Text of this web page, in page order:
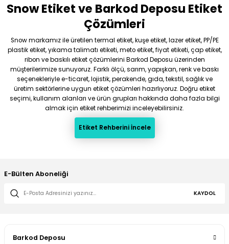
Gönder
Snow Etiket ve Barkod Deposu Etiket
Çözümleri
Snow markamız ile üretilen termal etiket, kuşe etiket, lazer etiket, PP/PE
plastik etiket, yıkama talimatı etiketi, meto etiket, fiyat etiketi, çap etiket,
ribon ve baskılı etiket çözümlerini Barkod Deposu üzerinden
müşterilerimize sunuyoruz. Farklı ölçü, sarım, yapışkan, renk ve baskı
seçenekleriyle e-ticaret, lojistik, perakende, gıda, tekstil, sağlık ve
üretim sektörlerine uygun etiket çözümleri hazırlıyoruz. Doğru etiket
seçimi, kullanım alanları ve ürün grupları hakkında daha fazla bilgi
almak için etiket rehberimizi inceleyebilirsiniz.
Etiket Rehberini İncele
E-Bülten Aboneliği
KAYDOL
Barkod Deposu